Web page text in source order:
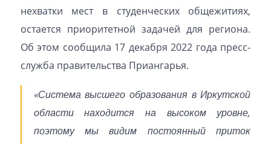
нехватки мест в студенческих общежитиях,
остается приоритетной задачей для региона.
Об этом сообщила 17 декабря 2022 года пресс-
служба правительства Приангарья.
«Система высшего образования в Иркутской
области находится на высоком уровне,
поэтому мы видим постоянный приток